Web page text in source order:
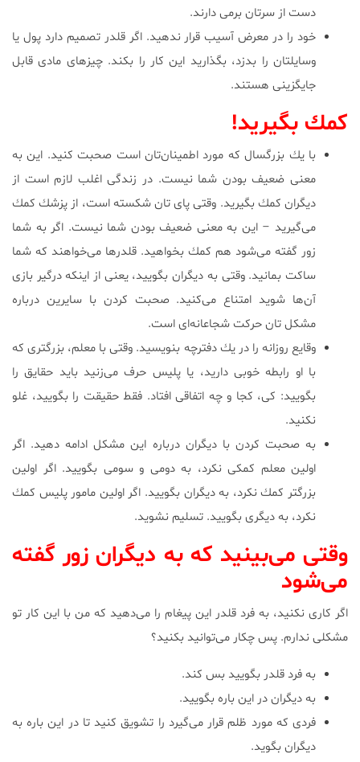
دست از سرتان برمی دارند.
خود را در معرض آسیب قرار ندهید. اگر قلدر تصمیم دارد پول یا
وسایلتان را بدزد، بگذارید این كار را بكند. چیزهای مادی قابل
جایگزینی هستند.
كمك بگیرید!
با یك بزرگسال كه مورد اطمینان‌تان است صحبت كنید. این به
معنی ضعیف بودن شما نیست. در زندگی اغلب لازم است از
دیگران كمك بگیرید. وقتی پای تان شكسته است، از پزشك كمك
می‌گیرید – این به معنی ضعیف بودن شما نیست. اگر به شما
زور گفته می‌شود هم كمك بخواهید. قلدرها می‌خواهند كه شما
ساكت بمانید. وقتی به دیگران بگویید، یعنی از اینكه درگیر بازی
آن‌ها شوید امتناع می‌كنید. صحبت كردن با سایرین درباره
مشكل تان حركت شجاعانه‌ای است.
وقایع روزانه را در یك دفترچه بنویسید. وقتی با معلم، بزرگتری كه
با او رابطه خوبی دارید، یا پلیس حرف می‌زنید باید حقایق را
بگویید: كی، كجا و چه اتفاقی افتاد. فقط حقیقت را بگویید، غلو
نكنید.
به صحبت كردن با دیگران درباره این مشكل ادامه دهید. اگر
اولین معلم كمكی نكرد، به دومی و سومی بگویید. اگر اولین
بزرگتر كمك نكرد، به دیگران بگویید. اگر اولین مامور پلیس كمك
نكرد، به دیگری بگویید. تسلیم نشوید.
وقتی می‌بینید كه به دیگران زور گفته
می‌شود
اگر كاری نكنید، به فرد قلدر این پیغام را می‌دهید كه من با این كار تو
مشكلی ندارم. پس چكار می‌توانید بكنید؟
به فرد قلدر بگویید بس كند.
به دیگران در این باره بگویید.
فردی كه مورد ظلم قرار می‌گیرد را تشویق كنید تا در این باره به
دیگران بگوید.